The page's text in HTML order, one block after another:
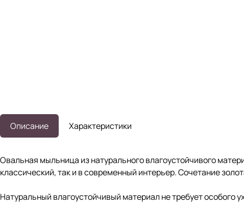
Описание Характеристики
Овальная мыльница из натурального влагоустойчивого
классический, так и в современный интерьер. Сочетание
Натуральный влагоустойчивый материал не требует